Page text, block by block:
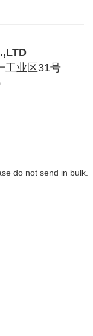
工业区31号
do not send in bulk.